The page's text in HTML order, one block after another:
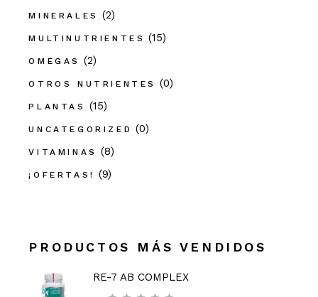
MINERALES (2)
MULTINUTRIENTES (15)
OMEGAS (2)
OTROS NUTRIENTES (0)
PLANTAS (15)
UNCATEGORIZED (0)
VITAMINAS (8)
¡OFERTAS! (9)
PRODUCTOS MÁS VENDIDOS
RE-7 AB COMPLEX